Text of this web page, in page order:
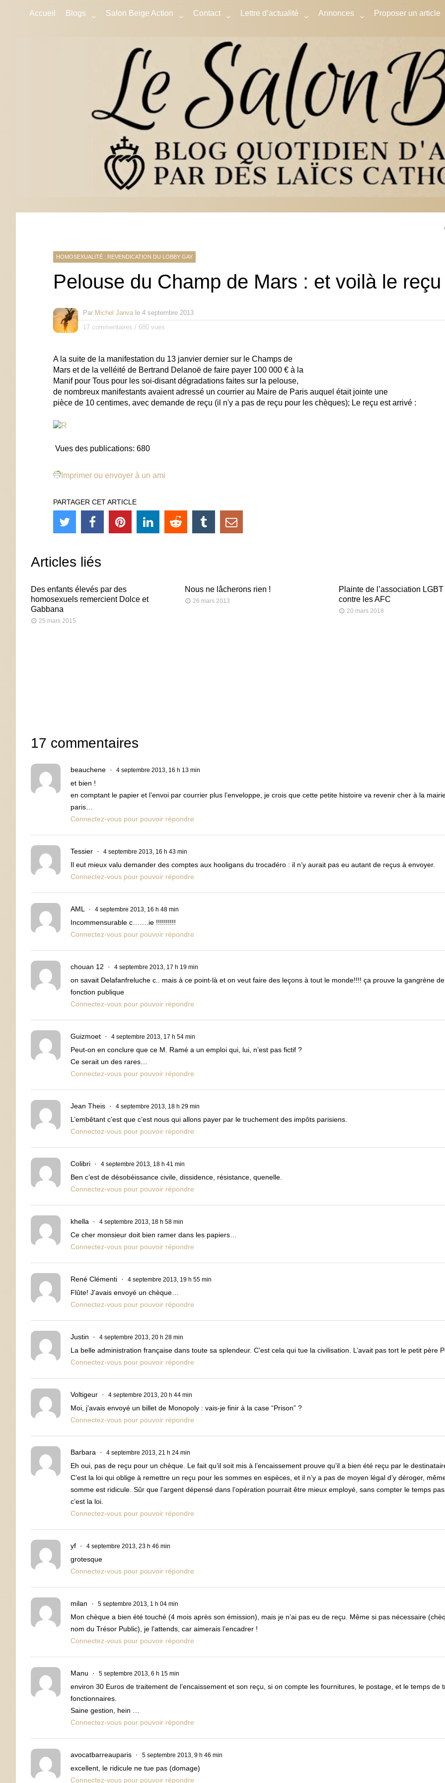
Accueil Blogs Salon Beige Action Contact Lettre d’actualité Annonces Proposer un article
HOMOSEXUALITÉ : REVENDICATION DU LOBBY GAY
Pelouse du Champ de Mars : et voilà le
Par Michel Janva le 4 septembre 2013
17 commentaires / 680 vues
A la suite de la manifestation du 13 janvier dernier sur le Champs de
Mars et de la velléité de Bertrand Delanoë de faire payer 100 000 € à la
Manif pour Tous pour les soi-disant dégradations faites sur la pelouse,
de nombreux manifestants avaient adressé un courrier au Maire de Paris auquel était jointe une
pièce de 10 centimes, avec demande de reçu (il n'y a pas de reçu pour les chèques); Le reçu est arrivé :
Vues des publications: 680
Imprimer ou envoyer à un ami
PARTAGER CET ARTICLE
Articles liés
Des enfants élevés par des
homosexuels remercient Dolce et
Gabbana
25 mars 2015
Nous ne lâcherons rien !
26 mars 2013
Plainte de l’association
contre les AFC
20 mars 2018
17 commentaires
beauchene 4 septembre 2013, 16 h 13 min
et bien !
en comptant le papier et l’envoi par courrier plus l’enveloppe, je crois que cette petite histoire va revenir cher à la
paris…
Connectez-vous pour pouvoir répondre
Tessier 4 septembre 2013, 16 h 43 min
Il eut mieux valu demander des comptes aux hooligans du trocadéro : il n’y aurait pas eu autant de reçus à envoyer.
Connectez-vous pour pouvoir répondre
AML 4 septembre 2013, 16 h 48 min
Incommensurable c…….ie !!!!!!!!!!
Connectez-vous pour pouvoir répondre
chouan 12 4 septembre 2013, 17 h 19 min
on savait Delafanfreluche c.. mais à ce point-là et on veut faire des leçons à tout le monde!!!! ça prouve la gangrène
fonction publique
Connectez-vous pour pouvoir répondre
Guizmoet 4 septembre 2013, 17 h 54 min
Peut-on en conclure que ce M. Ramé a un emploi qui, lui, n’est pas fictif ?
Ce serait un des rares…
Connectez-vous pour pouvoir répondre
Jean Theis 4 septembre 2013, 18 h 29 min
L’embêtant c’est que c’est nous qui allons payer par le truchement des impôts parisiens.
Connectez-vous pour pouvoir répondre
Colibri 4 septembre 2013, 18 h 41 min
Ben c’est de désobéissance civile, dissidence, résistance, quenelle.
Connectez-vous pour pouvoir répondre
khella 4 septembre 2013, 18 h 58 min
Ce cher monsieur doit bien ramer dans les papiers…
Connectez-vous pour pouvoir répondre
René Clémenti 4 septembre 2013, 19 h 55 min
Flûte! J’avais envoyé un chèque…
Connectez-vous pour pouvoir répondre
Justin 4 septembre 2013, 20 h 28 min
La belle administration française dans toute sa splendeur. C’est cela qui tue la civilisation. L’avait pas tort le petit père
Connectez-vous pour pouvoir répondre
Voltigeur 4 septembre 2013, 20 h 44 min
Moi, j’avais envoyé un billet de Monopoly : vais-je finir à la case “Prison” ?
Connectez-vous pour pouvoir répondre
Barbara 4 septembre 2013, 21 h 24 min
Eh oui, pas de reçu pour un chèque. Le fait qu’il soit mis à l’encaissement prouve qu’il a bien été reçu par le
C’est la loi qui oblige à remettre un reçu pour les sommes en espèces, et il n’y a pas de moyen légal d’y déroger,
somme est ridicule. Sûr que l’argent dépensé dans l’opération pourrait être mieux employé, sans compter le temps
c’est la loi.
Connectez-vous pour pouvoir répondre
yf 4 septembre 2013, 23 h 46 min
grotesque
Connectez-vous pour pouvoir répondre
milan 5 septembre 2013, 1 h 04 min
Mon chèque a bien été touché (4 mois après son émission), mais je n’ai pas eu de reçu. Même si pas nécessaire
nom du Trésor Public), je l’attends, car aimerais l’encadrer !
Connectez-vous pour pouvoir répondre
Manu 5 septembre 2013, 6 h 15 min
environ 30 Euros de traitement de l’encaissement et son reçu, si on compte les fournitures, le postage, et le temps de
fonctionnaires.
Saine gestion, hein …
Connectez-vous pour pouvoir répondre
avocatbarreauparis 5 septembre 2013, 9 h 46 min
excellent, le ridicule ne tue pas (domage)
Connectez-vous pour pouvoir répondre